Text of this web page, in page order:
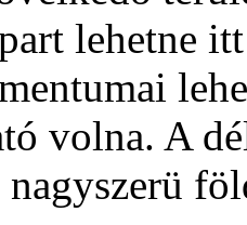
lehetne
volna. A